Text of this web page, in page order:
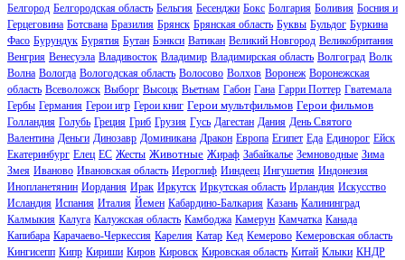
Белгород Белгородская область Бельгия Бесенджи Бокс Болгария Боливия Босния и
Герцеговина Ботсвана Бразилия Брянск Брянская область Буквы Бульдог Буркина
Фасо Бурундук Бурятия Бутан Бэнкси Ватикан Великий Новгород Великобритания
Венгрия Венесуэла Владивосток Владимир Владимирская область Волгоград Волк
Волна Вологда Вологодская область Волосово Волхов Воронеж Воронежская
область Всеволожск Выборг Высоцк Вьетнам Габон Гана Гарри Поттер Гватемала
Гербы Германия Герои игр Герои книг Герои мультфильмов Герои фильмов
Голландия Голубь Греция Гриб Грузия Гусь Дагестан Дания День Святого
Валентина Деньги Динозавр Доминикана Дракон Европа Египет Еда Единорог Ейск
Екатеринбург Елец ЕС Жесты Животные Жираф Забайкалье Земноводные Зима
Змея Иваново Ивановская область Иероглиф Ииндеец Ингушетия Индонезия
Инопланетянин Иордания Ирак Иркутск Иркутская область Ирландия Искусство
Исландия Испания Италия Йемен Кабардино-Балкария Казань Калининград
Калмыкия Калуга Калужская область Камбоджа Камерун Камчатка Канада
Капибара Карачаево-Черкессия Карелия Катар Кед Кемерово Кемеровская область
Кингисепп Кипр Кириши Киров Кировск Кировская область Китай Клыки КНДР